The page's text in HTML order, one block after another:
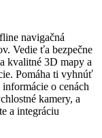
navigačná
Vedie ťa bezpečne
kvalitné 3D mapy a
Pomáha ti vyhnúť
o cenách
kamery, a
a integráciu